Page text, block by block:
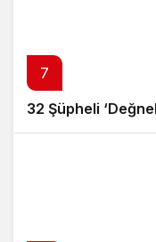
7
32 Şüpheli